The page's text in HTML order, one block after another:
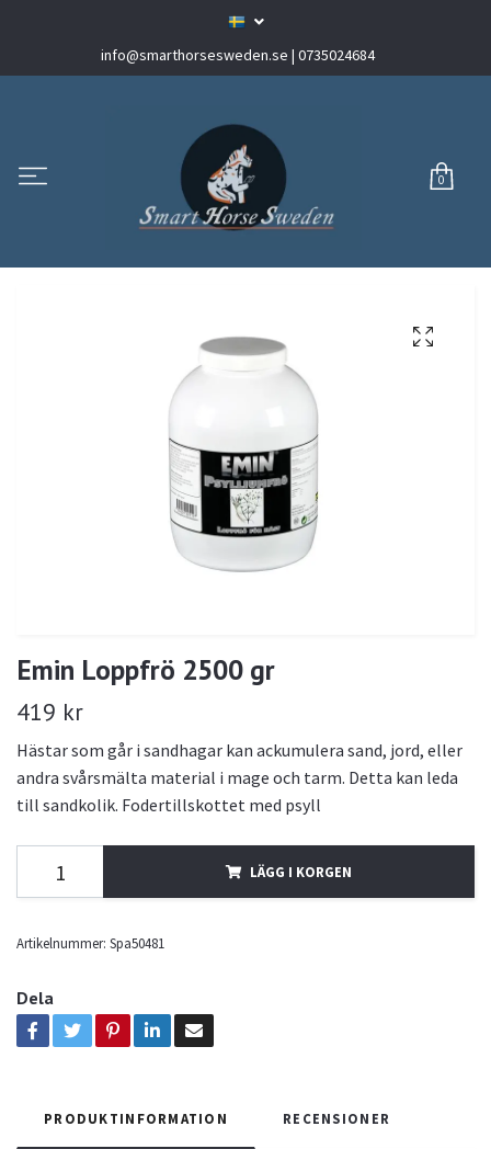
info@smarthorsesweden.se | 0735024684
0
Emin Loppfrö 2500 gr
419 kr
Hästar som går i sandhagar kan ackumulera sand, jord, eller
andra svårsmälta material i mage och tarm. Detta kan leda
till sandkolik. Fodertillskottet med psyll
LÄGG I KORGEN
Artikelnummer: Spa50481
Dela
PRODUKTINFORMATION RECENSIONER